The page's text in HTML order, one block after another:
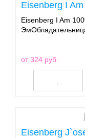
Eisenberg I Am
Eisenberg I Am
от 324 руб.
Eisenberg